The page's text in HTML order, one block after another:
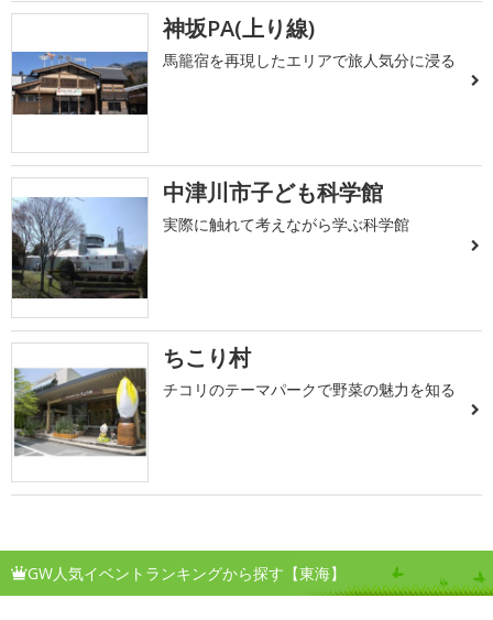
神坂PA(上り線)
馬籠宿を再現したエリアで旅人気分に浸る
中津川市子ども科学館
実際に触れて考えながら学ぶ科学館
ちこり村
チコリのテーマパークで野菜の魅力を知る
GW人気イベントランキングから探す【東海】